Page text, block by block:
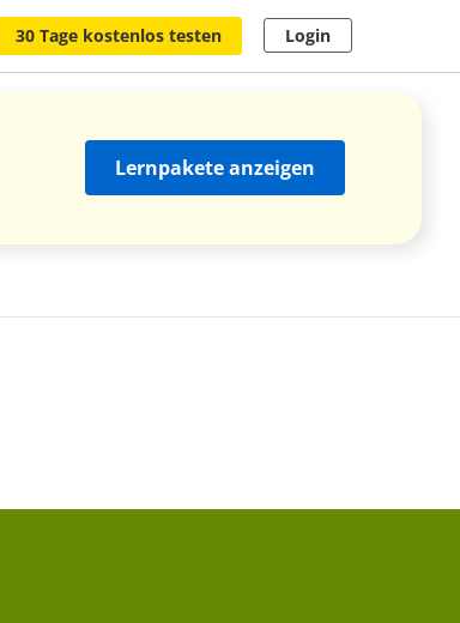
30 Tage kostenlos testen Login
Lernpakete anzeigen